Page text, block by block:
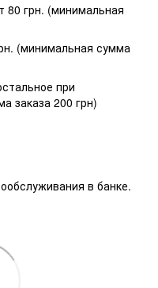
грн. (минимальная
(минимальная сумма
при
заказа 200 грн)
в банке.